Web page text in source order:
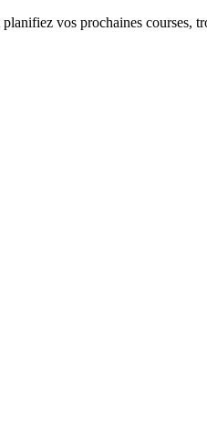
vos prochaines courses,